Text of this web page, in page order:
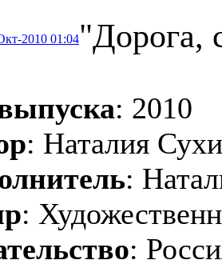
2010 01:04"Дорога,
: 2010
: Наталия
:
:
: